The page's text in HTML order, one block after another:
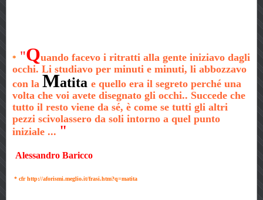
* "Quando facevo i ritratti alla gente iniziavo dagli
occhi. Li studiavo per minuti e minuti, li abbozzavo
con la Matita e quello era il segreto perché una
volta che voi avete disegnato gli occhi.. Succede che
tutto il resto viene da sé, è come se tutti gli altri
pezzi scivolassero da soli intorno a quel punto
iniziale ... "
Alessandro Baricco
* cfr http://aforismi.meglio.it/frasi.htm?q=matita